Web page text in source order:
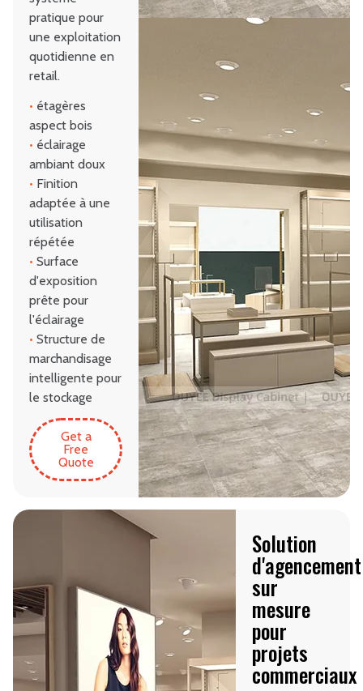
pratique pour
une exploitation
quotidienne en
retail.
• étagères
aspect bois
• éclairage
ambiant doux
• Finition
adaptée à une
utilisation
répétée
• Surface
d'exposition
prête pour
l'éclairage
• Structure de
marchandisage
intelligente pour
le stockage
Get a
Free
Quote
Solution
d'agencement
sur
mesure
pour
projets
commerciaux